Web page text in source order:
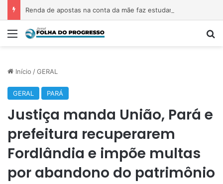
Menu
Início /GERAL
GERAL PARÁ
Justiça manda União, Pará e
prefeitura recuperarem
Fordlândia e impõe multas
por abandono do patrimônio